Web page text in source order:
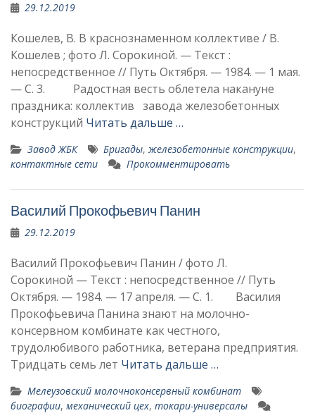
29.12.2019
Кошелев, В. В краснознаменном коллективе / В.
Кошелев ; фото Л. Сорокиной. — Текст :
непосредственное // Путь Октября. — 1984. — 1 мая.
— С. 3. Радостная весть облетела накануне
праздника: коллектив завода железобетонных
конструкций Читать дальше …
Завод ЖБК Бригады,железобетонные конструкции,
контактные сети
Прокомментировать
Василий Прокофьевич Панин
29.12.2019
Василий Прокофьевич Панин / фото Л.
Сорокиной — Текст : непосредственное // Путь
Октября. — 1984. — 17 апреля. — С. 1. Василия
Прокофьевича Панина знают на молочно-
консервном комбинате как честного,
трудолюбивого работника, ветерана предприятия.
Тридцать семь лет Читать дальше …
Мелеузовский молочноконсервный комбинат
биографии, механический цех, токари-универсалы